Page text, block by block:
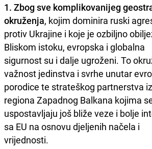
1. Zbog sve komplikovanijeg
okruženja, kojim dominira ruski
protiv Ukrajine i koje je ozbiljno
Bliskom istoku, evropska i globalna
sigurnost su i dalje ugroženi. To
važnost jedinstva i svrhe unutar
porodice te strateškog partnerstva
regiona Zapadnog Balkana kojima
uspostavljaju još bliže veze i bolje
sa EU na osnovu djeljenih načela i
vrijednosti.